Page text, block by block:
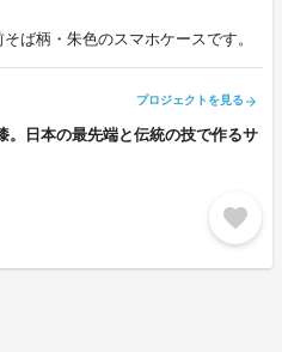
ば柄・朱色のスマホケースです。
プロジェクトを見る arrow_forward
日本の最先端と伝統の技で作るサ
favorite